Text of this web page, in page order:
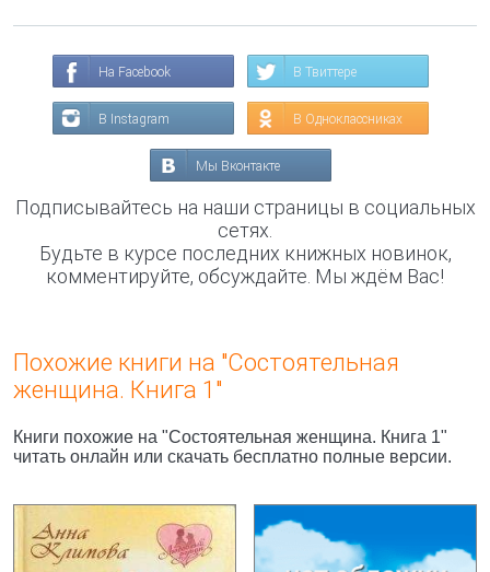
На Facebook В Твиттере
В Instagram В Одноклассниках
Мы Вконтакте
Подписывайтесь на наши страницы в социальных
сетях.
Будьте в курсе последних книжных новинок,
комментируйте, обсуждайте. Мы ждём Вас!
Похожие книги на "Состоятельная
женщина. Книга 1"
Книги похожие на "Состоятельная женщина. Книга 1"
читать онлайн или скачать бесплатно полные версии.